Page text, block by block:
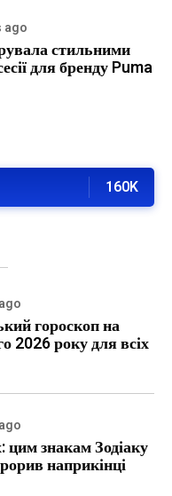
ago
стильними
для бренду Puma
160K
гороскоп на
2026 року для всіх
цим знакам Зодіаку
наприкінці